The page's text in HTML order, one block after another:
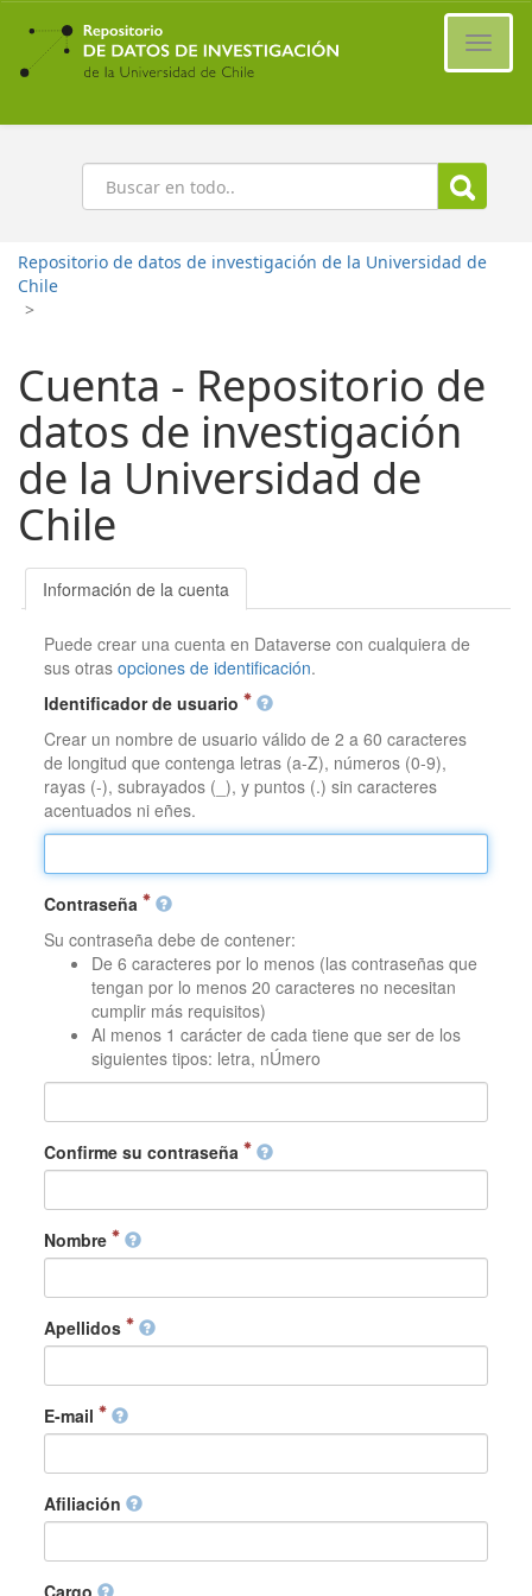
Ir
contenido
principal
Buscar
Repositorio de datos de investigación de la Universidad de
Chile
>
Cuenta - Repositorio de
datos de investigación
de la Universidad de
Chile
Información de la cuenta
Puede crear una cuenta en Dataverse con cualquiera de
sus otrasopciones de identificación.
Identificador de usuario
Crear un nombre de usuario válido de 2 a 60 caracteres
de longitud que contenga letras (a-Z), números (0-9),
rayas (-), subrayados (_), y puntos (.) sin caracteres
acentuados ni eñes.
Contraseña
Su contraseña debe de contener:
De 6 caracteres por lo menos (las contraseñas que
tengan por lo menos 20 caracteres no necesitan
cumplir más requisitos)
Al menos 1 carácter de cada tiene que ser de los
siguientes tipos: letra, nÚmero
Confirme su contraseña
Nombre
Apellidos
E-mail
Afiliación
Cargo